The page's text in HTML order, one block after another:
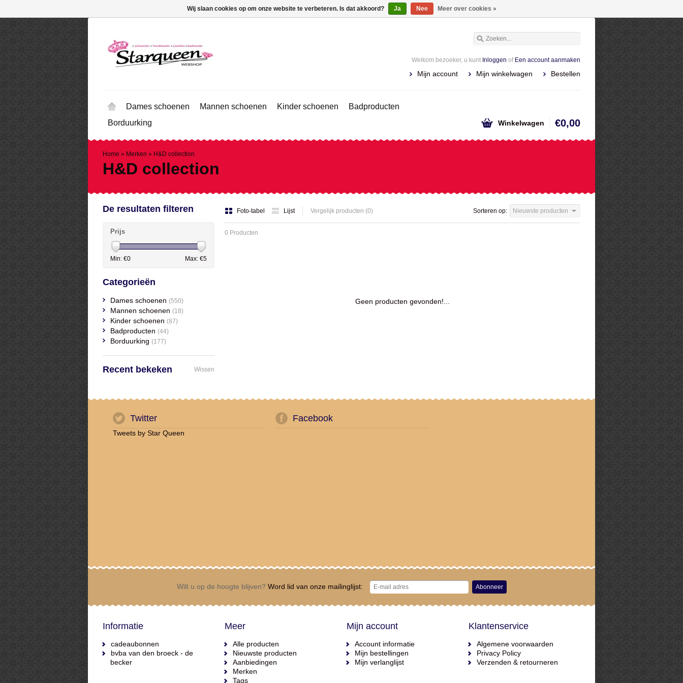
Welkom bezoeker, u kunt Inloggen of Een account aanmaken
Mijn account Mijn winkelwagen Bestellen
Dames schoenen Mannen schoenen Kinder schoenen
Badproducten
Borduurking
Winkelwagen €0,00
Home » Merken » H&D collection
H&D collection
Foto-tabel Lijst Vergelijk producten (0) Sorteren op: Nieuwste producten
0 Producten
Geen producten gevonden!...
De resultaten filteren
Prijs
Min: €0 Max: €5
Categorieën
Dames schoenen (550)
Mannen schoenen (18)
Kinder schoenen (87)
Badproducten (44)
Borduurking (177)
Recent bekeken Wissen
Twitter
Tweets by Star Queen
Facebook
Wilt u op de hoogte blijven? Word lid van onze mailinglijst: Abonneer
Informatie
cadeaubonnen
bvba van den broeck - de
becker
Meer
Alle producten
Nieuwste producten
Aanbiedingen
Merken
Tags
Mijn account
Account informatie
Mijn bestellingen
Mijn verlanglijst
Klantenservice
Algemene voorwaarden
Privacy Policy
Verzenden & retourneren
Wij slaan cookies op om onze website te verbeteren. Is dat akkoord? Ja Nee Meer over cookies »